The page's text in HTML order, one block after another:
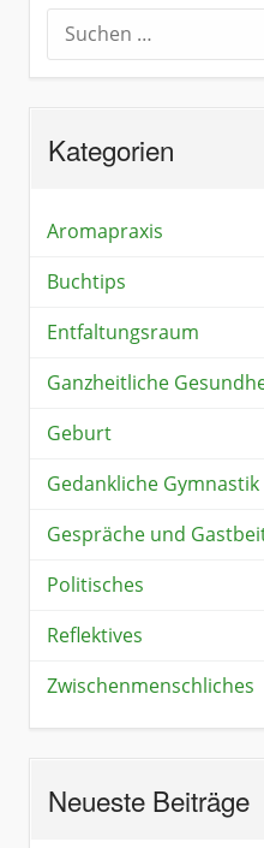
Kategorien
Aromapraxis
Buchtips
Entfaltungsraum
Ganzheitliche
Geburt
Gedankliche Gymnastik
Gespräche und
Politisches
Reflektives
Zwischenmenschliches
Neueste Beiträge